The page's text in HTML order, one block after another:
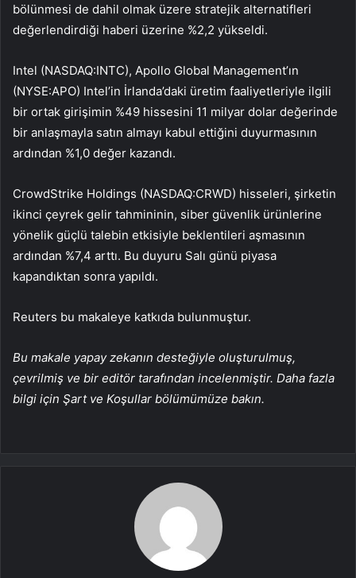
bölünmesi de dahil olmak üzere stratejik alternatifleri
değerlendirdiği haberi üzerine %2,2 yükseldi.
Intel (NASDAQ:INTC), Apollo Global Management’ın
(NYSE:APO) Intel’in İrlanda’daki üretim faaliyetleriyle ilgili
bir ortak girişimin %49 hissesini 11 milyar dolar değerinde
bir anlaşmayla satın almayı kabul ettiğini duyurmasının
ardından %1,0 değer kazandı.
CrowdStrike Holdings (NASDAQ:CRWD) hisseleri, şirketin
ikinci çeyrek gelir tahmininin, siber güvenlik ürünlerine
yönelik güçlü talebin etkisiyle beklentileri aşmasının
ardından %7,4 arttı. Bu duyuru Salı günü piyasa
kapandıktan sonra yapıldı.
Reuters bu makaleye katkıda bulunmuştur.
Bu makale yapay zekanın desteğiyle oluşturulmuş,
çevrilmiş ve bir editör tarafından incelenmiştir. Daha fazla
bilgi için Şart ve Koşullar bölümümüze bakın.